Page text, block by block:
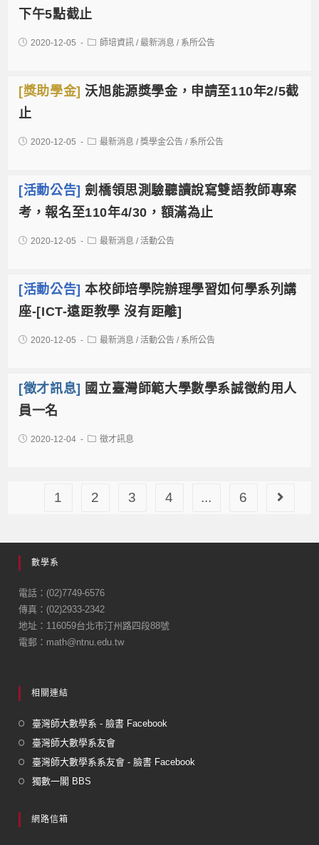
下午5點截止
2020-12-05 師培資訊 / 最新消息 / 系所公告
[獎助學金]沃旭能源獎學金，申請至110年2/5截
止
2020-12-05 最新消息 / 獎學金公告 / 系所公告
[活動公告]劍橋領思測驗聽讀說寫雙語教師專案
考，報名至110年4/30，額滿為止
2020-12-05 最新消息 / 活動公告
[活動公告]本校師培學院辦理學習如何學系列講
座-[ICT-遠距教學 沒有距離]
2020-12-05 最新消息 / 活動公告 / 系所公告
[徵才訊息] 國立臺灣師範大學數學系誠徵約用人
員一名
2020-12-04 徵才訊息
1 2 3 4 ... 6
數學系
電話：(02)7749-6576
傳真：(02)2933-2342
地址：116059台北市汀州路四段88號
電郵：math@ntnu.edu.tw
相關連結
臺灣師大數學系 - 臉書 Facebook
臺灣師大數學系友會
臺灣師大數學系系友會 - 臉書 Facebook
獨數一閣 BBS
網路信箱